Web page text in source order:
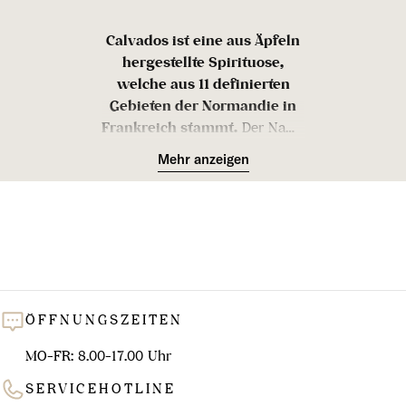
u
n
g
:
Calvados ist eine aus Äpfeln
hergestellte Spirituose,
welche aus 11 definierten
Gebieten der Normandie in
Frankreich stammt. Der Name
Region Calvados, der
Mindestalkoholgehalt von 4,5%
Nach der Gärung wird der
Apfelwein, welcher zur
Mehr anzeigen
ÖFFNUNGSZEITEN
MO-FR: 8.00-17.00 Uhr
SERVICEHOTLINE